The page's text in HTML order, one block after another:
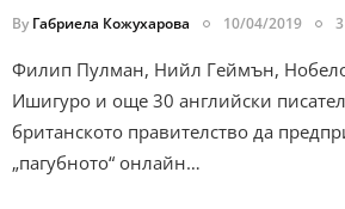
By Габриела Кожухарова 10/04/2019
Филип Пулман, Нийл Геймън,
Ишигуро и още 30 английски
британското правителство да
„пагубното“ онлайн…